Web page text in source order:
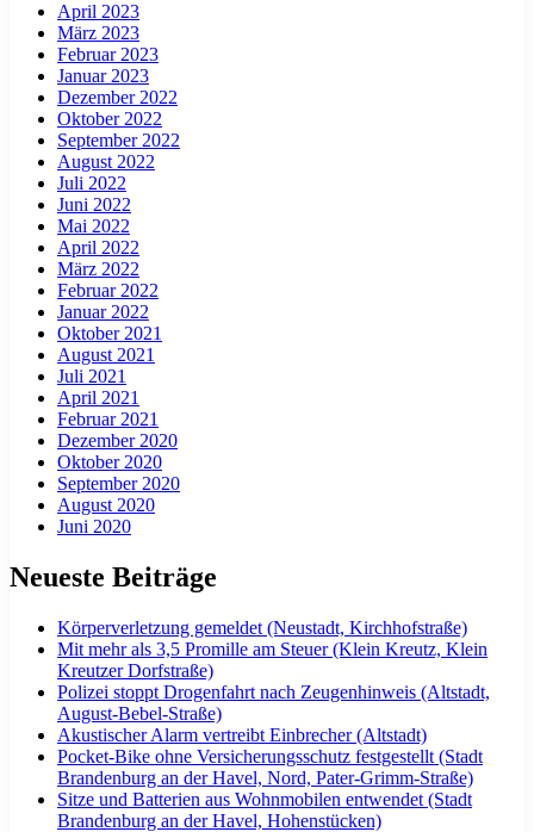
April 2023
März 2023
Februar 2023
Januar 2023
Dezember 2022
Oktober 2022
September 2022
August 2022
Juli 2022
Juni 2022
Mai 2022
April 2022
März 2022
Februar 2022
Januar 2022
Oktober 2021
August 2021
Juli 2021
April 2021
Februar 2021
Dezember 2020
Oktober 2020
September 2020
August 2020
Juni 2020
Neueste Beiträge
Körperverletzung gemeldet (Neustadt, Kirchhofstraße)
Mit mehr als 3,5 Promille am Steuer (Klein Kreutz, Klein
Kreutzer Dorfstraße)
Polizei stoppt Drogenfahrt nach Zeugenhinweis (Altstadt,
August-Bebel-Straße)
Akustischer Alarm vertreibt Einbrecher (Altstadt)
Pocket-Bike ohne Versicherungsschutz festgestellt (Stadt
Brandenburg an der Havel, Nord, Pater-Grimm-Straße)
Sitze und Batterien aus Wohnmobilen entwendet (Stadt
Brandenburg an der Havel, Hohenstücken)